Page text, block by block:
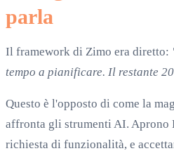
parla
Il framework di Zimo era diretto:
tempo a pianificare. Il restante
Questo è l'opposto di come la
affronta gli strumenti AI. Aprono
richiesta di funzionalità, e